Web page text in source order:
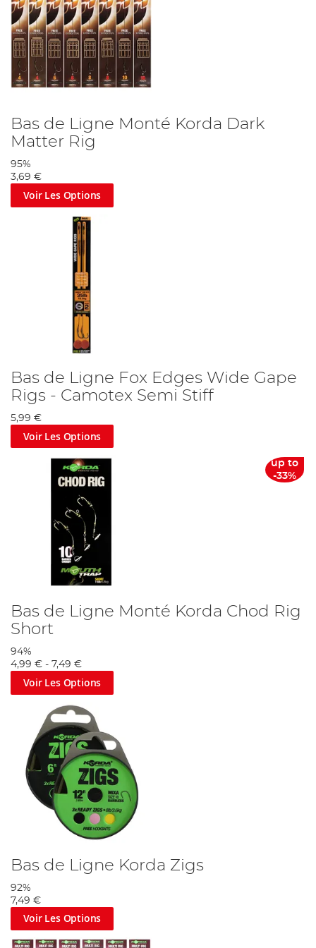
Bas de Ligne Monté Korda Dark
Matter Rig
95%
3,69 €
Voir Les Options
Bas de Ligne Fox Edges Wide Gape
Rigs - Camotex Semi Stiff
5,99 €
Voir Les Options
up to
-33%
Bas de Ligne Monté Korda Chod Rig
Short
94%
4,99 € - 7,49 €
Voir Les Options
Bas de Ligne Korda Zigs
92%
7,49 €
Voir Les Options